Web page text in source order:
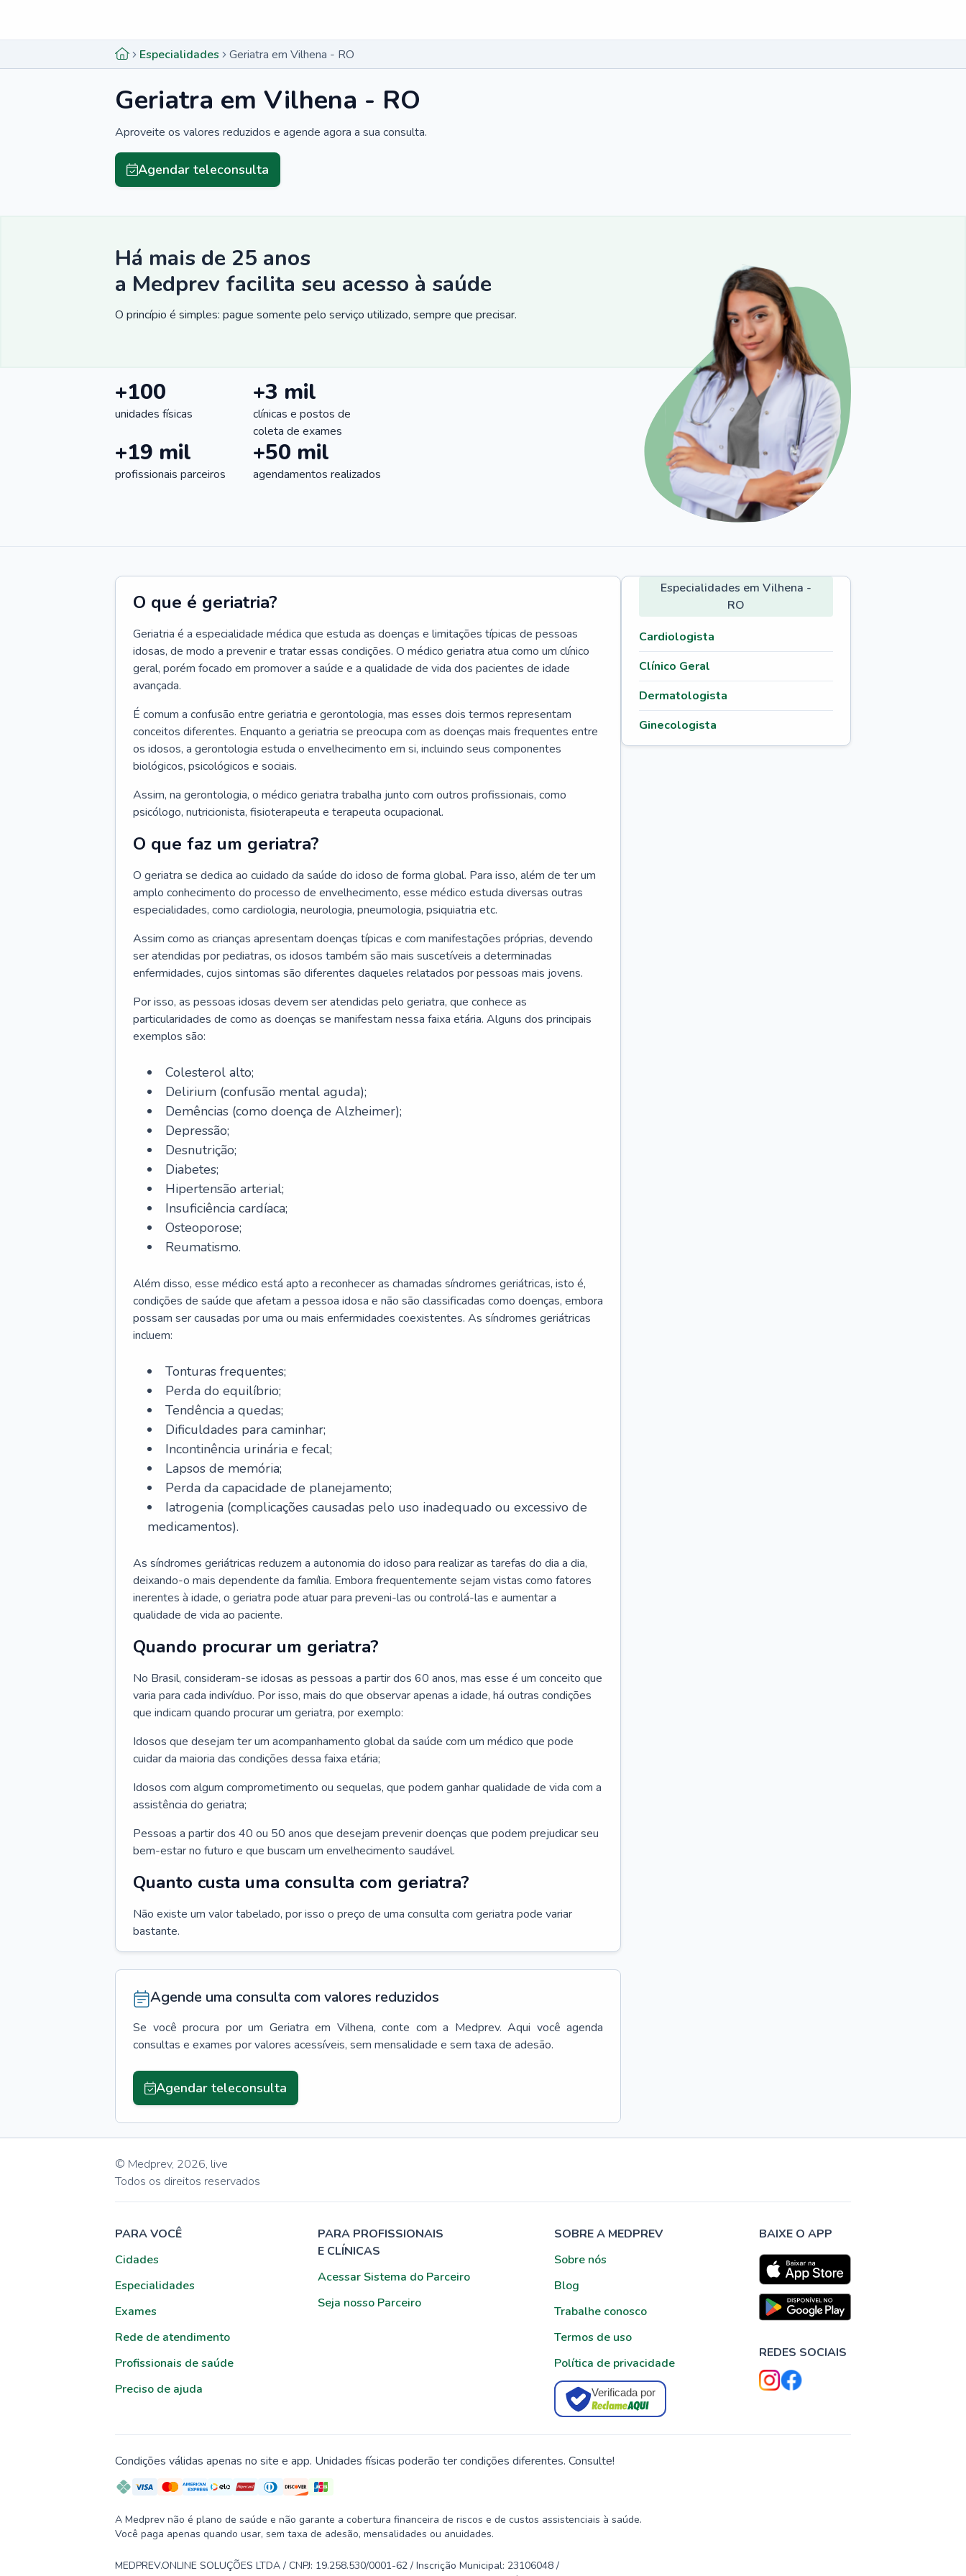
Especialidades Geriatra em Vilhena - RO
Geriatra em Vilhena - RO
Aproveite os valores reduzidos e agende agora a sua consulta.
Agendar teleconsulta
Há mais de 25 anos
a Medprev facilita seu acesso à saúde
O princípio é simples: pague somente pelo serviço utilizado, sempre que precisar.
+100
unidades físicas
+3 mil
clínicas e postos de
coleta de exames
+19 mil
profissionais parceiros
+50 mil
agendamentos realizados
O que é geriatria?
Geriatria é a especialidade médica que estuda as doenças e limitações típicas de pessoas
idosas, de modo a prevenir e tratar essas condições. O médico geriatra atua como um clínico
geral, porém focado em promover a saúde e a qualidade de vida dos pacientes de idade
avançada.
É comum a confusão entre geriatria e gerontologia, mas esses dois termos representam
conceitos diferentes. Enquanto a geriatria se preocupa com as doenças mais frequentes entre
os idosos, a gerontologia estuda o envelhecimento em si, incluindo seus componentes
biológicos, psicológicos e sociais.
Assim, na gerontologia, o médico geriatra trabalha junto com outros profissionais, como
psicólogo, nutricionista, fisioterapeuta e terapeuta ocupacional.
O que faz um geriatra?
O geriatra se dedica ao cuidado da saúde do idoso de forma global. Para isso, além de ter um
amplo conhecimento do processo de envelhecimento, esse médico estuda diversas outras
especialidades, como cardiologia, neurologia, pneumologia, psiquiatria etc.
Assim como as crianças apresentam doenças típicas e com manifestações próprias, devendo
ser atendidas por pediatras, os idosos também são mais suscetíveis a determinadas
enfermidades, cujos sintomas são diferentes daqueles relatados por pessoas mais jovens.
Por isso, as pessoas idosas devem ser atendidas pelo geriatra, que conhece as
particularidades de como as doenças se manifestam nessa faixa etária. Alguns dos principais
exemplos são:
Colesterol alto;
Delirium (confusão mental aguda);
Demências (como doença de Alzheimer);
Depressão;
Desnutrição;
Diabetes;
Hipertensão arterial;
Insuficiência cardíaca;
Osteoporose;
Reumatismo.
Além disso, esse médico está apto a reconhecer as chamadas síndromes geriátricas, isto é,
condições de saúde que afetam a pessoa idosa e não são classificadas como doenças, embora
possam ser causadas por uma ou mais enfermidades coexistentes. As síndromes geriátricas
incluem:
Tonturas frequentes;
Perda do equilíbrio;
Tendência a quedas;
Dificuldades para caminhar;
Incontinência urinária e fecal;
Lapsos de memória;
Perda da capacidade de planejamento;
Iatrogenia (complicações causadas pelo uso inadequado ou excessivo de
medicamentos).
As síndromes geriátricas reduzem a autonomia do idoso para realizar as tarefas do dia a dia,
deixando-o mais dependente da família. Embora frequentemente sejam vistas como fatores
inerentes à idade, o geriatra pode atuar para preveni-las ou controlá-las e aumentar a
qualidade de vida ao paciente.
Quando procurar um geriatra?
No Brasil, consideram-se idosas as pessoas a partir dos 60 anos, mas esse é um conceito que
varia para cada indivíduo. Por isso, mais do que observar apenas a idade, há outras condições
que indicam quando procurar um geriatra, por exemplo:
Idosos que desejam ter um acompanhamento global da saúde com um médico que pode
cuidar da maioria das condições dessa faixa etária;
Idosos com algum comprometimento ou sequelas, que podem ganhar qualidade de vida com a
assistência do geriatra;
Pessoas a partir dos 40 ou 50 anos que desejam prevenir doenças que podem prejudicar seu
bem-estar no futuro e que buscam um envelhecimento saudável.
Quanto custa uma consulta com geriatra?
Não existe um valor tabelado, por isso o preço de uma consulta com geriatra pode variar
bastante.
Agende uma consulta com valores reduzidos
Se você procura por um Geriatra em Vilhena, conte com a Medprev. Aqui você agenda
consultas e exames por valores acessíveis, sem mensalidade e sem taxa de adesão.
Agendar teleconsulta
Especialidades em Vilhena -
RO
Cardiologista
Clínico Geral
Dermatologista
Ginecologista
© Medprev, 2026, live
Todos os direitos reservados
PARA VOCÊ
Cidades
Especialidades
Exames
Rede de atendimento
Profissionais de saúde
Preciso de ajuda
PARA PROFISSIONAIS
E CLÍNICAS
Acessar Sistema do Parceiro
Seja nosso Parceiro
SOBRE A MEDPREV
Sobre nós
Blog
Trabalhe conosco
Termos de uso
Política de privacidade
Verificada por
BAIXE O APP
REDES SOCIAIS
Condições válidas apenas no site e app. Unidades físicas poderão ter condições diferentes. Consulte!
A Medprev não é plano de saúde e não garante a cobertura financeira de riscos e de custos assistenciais à saúde.
Você paga apenas quando usar, sem taxa de adesão, mensalidades ou anuidades.
MEDPREV.ONLINE SOLUÇÕES LTDA / CNPJ: 19.258.530/0001-62 / Inscrição Municipal: 23106048 /